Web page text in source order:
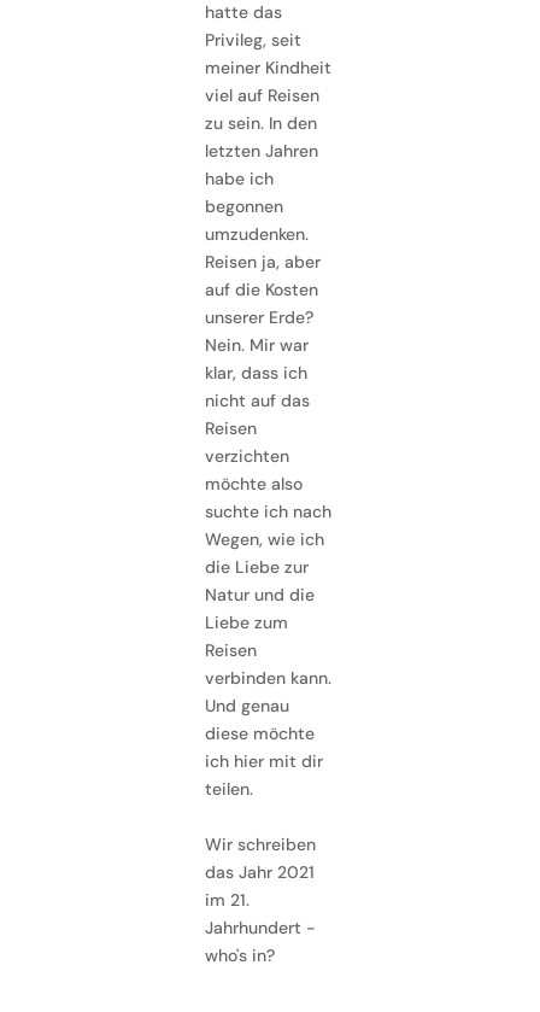
hatte das
Privileg, seit
meiner Kindheit
viel auf Reisen
zu sein. In den
letzten Jahren
habe ich
begonnen
umzudenken.
Reisen ja, aber
auf die Kosten
unserer Erde?
Nein. Mir war
klar, dass ich
nicht auf das
Reisen
verzichten
möchte also
suchte ich nach
Wegen, wie ich
die Liebe zur
Natur und die
Liebe zum
Reisen
verbinden kann.
Und genau
diese möchte
ich hier mit dir
teilen.
Wir schreiben
das Jahr 2021
im 21.
Jahrhundert -
who's in?